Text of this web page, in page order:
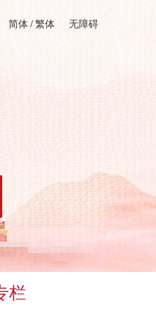
简体 / 繁体 无障碍
栏